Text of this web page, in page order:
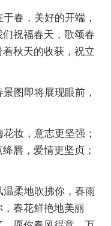
春，美好的开端，
祝福春天，歌颂春
秋天的收获，祝立
图即将展现眼前，
妆，意志更坚强；
唇，爱情更坚贞；
柔地吹拂你，春雨
春花鲜艳地美丽